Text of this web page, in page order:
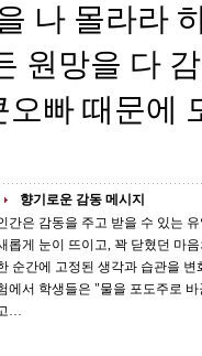
을 다 감수해야
문에 모이는 횟
향기로운 감동 메시지
간은 감동을 주고 받을 수 있는 유일한 존재라고
롭게 눈이 뜨이고, 꽉 닫혔던 마음의
순간에 고정된 생각과 습관을 변화시킵니다..’ 19세기,
에서 학생들은 "물을 포도주로
…